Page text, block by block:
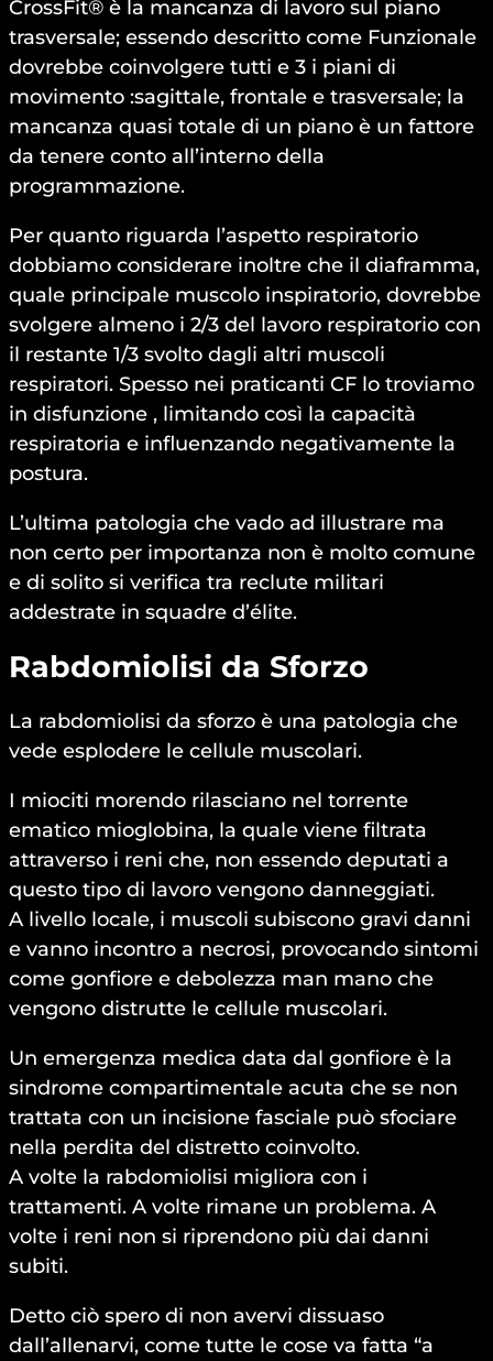
CrossFit® è la mancanza di lavoro sul piano
trasversale; essendo descritto come Funzionale
dovrebbe coinvolgere tutti e 3 i piani di
movimento :sagittale, frontale e trasversale; la
mancanza quasi totale di un piano è un fattore
da tenere conto all’interno della
programmazione.
Per quanto riguarda l’aspetto respiratorio
dobbiamo considerare inoltre che il diaframma,
quale principale muscolo inspiratorio, dovrebbe
svolgere almeno i 2/3 del lavoro respiratorio con
il restante 1/3 svolto dagli altri muscoli
respiratori. Spesso nei praticanti CF lo troviamo
in disfunzione , limitando così la capacità
respiratoria e influenzando negativamente la
postura.
L’ultima patologia che vado ad illustrare ma
non certo per importanza non è molto comune
e di solito si verifica tra reclute militari
addestrate in squadre d’élite.
Rabdomiolisi da Sforzo
La rabdomiolisi da sforzo è una patologia che
vede esplodere le cellule muscolari.
I miociti morendo rilasciano nel torrente
ematico mioglobina, la quale viene filtrata
attraverso i reni che, non essendo deputati a
questo tipo di lavoro vengono danneggiati.
A livello locale, i muscoli subiscono gravi danni
e vanno incontro a necrosi, provocando sintomi
come gonfiore e debolezza man mano che
vengono distrutte le cellule muscolari.
Un emergenza medica data dal gonfiore è la
sindrome compartimentale acuta che se non
trattata con un incisione fasciale può sfociare
nella perdita del distretto coinvolto.
A volte la rabdomiolisi migliora con i
trattamenti. A volte rimane un problema. A
volte i reni non si riprendono più dai danni
subiti.
Detto ciò spero di non avervi dissuaso
dall’allenarvi, come tutte le cose va fatta “a